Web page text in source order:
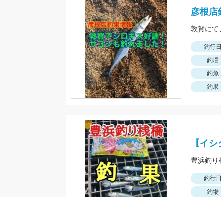
彦根店
釣行日
釣場
釣魚
釣果
【イ
釣行日
釣場